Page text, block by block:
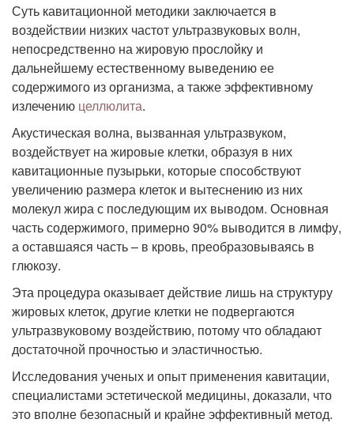
Суть кавитационной методики заключается в
воздействии низких частот ультразвуковых волн,
непосредственно на жировую прослойку и
дальнейшему естественному выведению ее
содержимого из организма, а также эффективному
излечению целлюлита.
Акустическая волна, вызванная ультразвуком,
воздействует на жировые клетки, образуя в них
кавитационные пузырьки, которые способствуют
увеличению размера клеток и вытеснению из них
молекул жира с последующим их выводом. Основная
часть содержимого, примерно 90% выводится в лимфу,
а оставшаяся часть – в кровь, преобразовываясь в
глюкозу.
Эта процедура оказывает действие лишь на структуру
жировых клеток, другие клетки не подвергаются
ультразвуковому воздействию, потому что обладают
достаточной прочностью и эластичностью.
Исследования ученых и опыт применения кавитации,
специалистами эстетической медицины, доказали, что
это вполне безопасный и крайне эффективный метод.